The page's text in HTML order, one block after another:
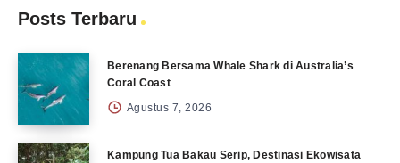
Posts Terbaru
Berenang Bersama Whale Shark di Australia’s
Coral Coast
Agustus 7, 2026
Kampung Tua Bakau Serip, Destinasi Ekowisata